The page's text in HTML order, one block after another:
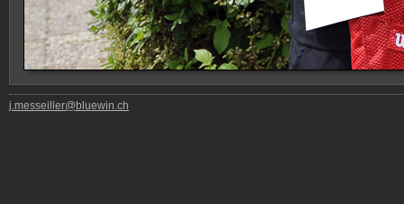
j.messeiller@bluewin.ch